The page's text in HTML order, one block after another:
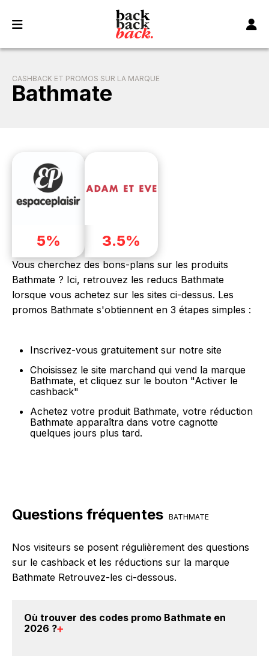
CASHBACK ET PROMOS SUR LA MARQUE
Bathmate
5% 3.5%
Vous cherchez des bons-plans sur les produits
Bathmate ? Ici, retrouvez les reducs Bathmate
lorsque vous achetez sur les sites ci-dessus. Les
promos Bathmate s'obtiennent en 3 étapes simples :
Inscrivez-vous gratuitement sur notre site
Choisissez le site marchand qui vend la marque
Bathmate, et cliquez sur le bouton "Activer le
cashback"
Achetez votre produit Bathmate, votre réduction
Bathmate apparaîtra dans votre cagnotte
quelques jours plus tard.
Questions fréquentes BATHMATE
Nos visiteurs se posent régulièrement des questions
sur le cashback et les réductions sur la marque
Bathmate Retrouvez-les ci-dessous.
Où trouver des codes promo Bathmate en
2026 ?